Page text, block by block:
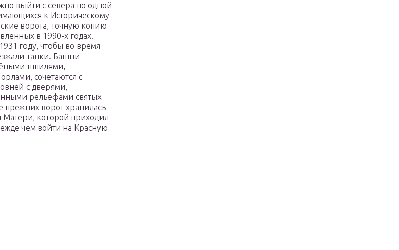
выйти с севера по одной
к Историческому
ворота, точную копию
в 1990-х годах.
году, чтобы во время
танки. Башни-
шпилями,
сочетаются с
с дверями,
рельефами святых
прежних ворот хранилась
которой приходил
чем войти на Красную